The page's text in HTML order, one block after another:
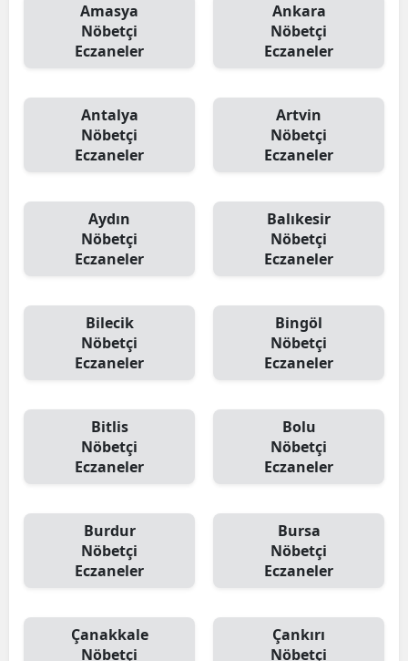
Amasya
Nöbetçi
Eczaneler
Ankara
Nöbetçi
Eczaneler
Antalya
Nöbetçi
Eczaneler
Artvin
Nöbetçi
Eczaneler
Aydın
Nöbetçi
Eczaneler
Balıkesir
Nöbetçi
Eczaneler
Bilecik
Nöbetçi
Eczaneler
Bingöl
Nöbetçi
Eczaneler
Bitlis
Nöbetçi
Eczaneler
Bolu
Nöbetçi
Eczaneler
Burdur
Nöbetçi
Eczaneler
Bursa
Nöbetçi
Eczaneler
Çanakkale
Nöbetçi
Çankırı
Nöbetçi